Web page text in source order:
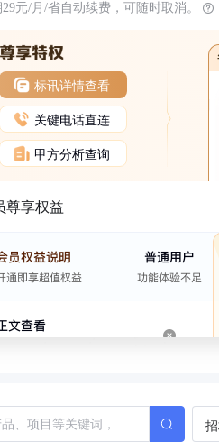
元/月/省自动续费，可随时取消。
标讯详情查看
关键电话直连
甲方分析查询
尊享权益